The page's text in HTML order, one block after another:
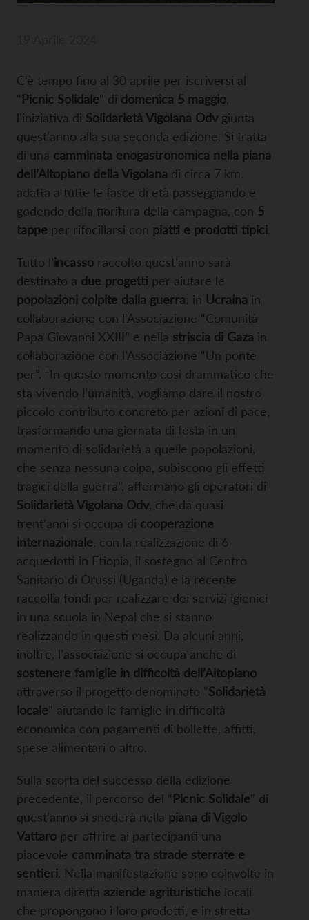
C’è tempo fino al 30 aprile per iscriversi al
“Picnic Solidale” di domenica 5 maggio
l’iniziativa di Solidarietà Vigolana Odv giunta
quest’anno alla sua seconda edizione. Si tratta
di una camminata enogastronomica nella piana
dell’Altopiano della Vigolana di circa 7 km.
adatta a tutte le fasce di età passeggiando e
godendo della fioritura della campagna, con 5
tappe per rifocillarsi con piatti e prodotti tipici.
Tutto l’incasso raccolto quest’anno sarà
destinato a due progetti per aiutare le
popolazioni colpite dalla guerra: in Ucraina in
collaborazione con l’Associazione “Comunità
Papa Giovanni XXIII” e nella striscia di Gaza in
collaborazione con l’Associazione “Un ponte
per”. “In questo momento così drammatico che
sta vivendo l’umanità, vogliamo dare il nostro
piccolo contributo concreto per azioni di pace,
trasformando una giornata di festa in un
momento di solidarietà a quelle popolazioni,
che senza nessuna colpa, subiscono gli effetti
tragici della guerra”, affermano gli operatori di
Solidarietà Vigolana Odv , che da quasi
trent’anni si occupa di cooperazione
internazionale , con la realizzazione di 6
acquedotti in Etiopia, il sostegno al Centro
Sanitario di Orussi (Uganda) e la recente
raccolta fondi per realizzare dei servizi igienici
in una scuola in Nepal che si stanno
realizzando in questi mesi. Da alcuni anni,
inoltre, l’associazione si occupa anche di
sostenere famiglie in difficoltà dell’Altopiano
attraverso il progetto denominato “Solidarietà
locale” aiutando le famiglie in difficoltà
economica con pagamenti di bollette, affitti,
spese alimentari o altro.
Sulla scorta del successo della edizione
precedente, il percorso del “Picnic Solidale” di
quest’anno si snoderà nella piana di Vigolo
Vattaro per offrire ai partecipanti una
piacevole camminata tra strade sterrate e
sentieri. Nella manifestazione sono coinvolte in
maniera diretta aziende agrituristiche locali
che propongono i loro prodotti, e in stretta